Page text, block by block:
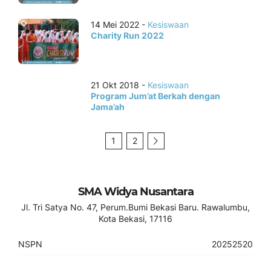
14 Mei 2022 - Kesiswaan
Charity Run 2022
21 Okt 2018 - Kesiswaan
Program Jum’at Berkah dengan
Jama’ah
1 2
SMA Widya Nusantara
Jl. Tri Satya No. 47, Perum.Bumi Bekasi Baru. Rawalumbu,
Kota Bekasi, 17116
NSPN 20252520